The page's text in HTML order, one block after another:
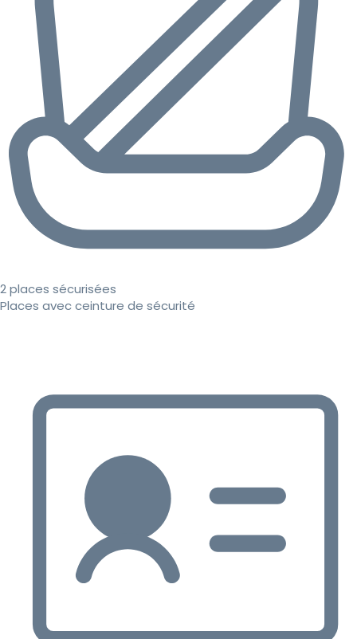
2 places sécurisées
Places avec ceinture de sécurité